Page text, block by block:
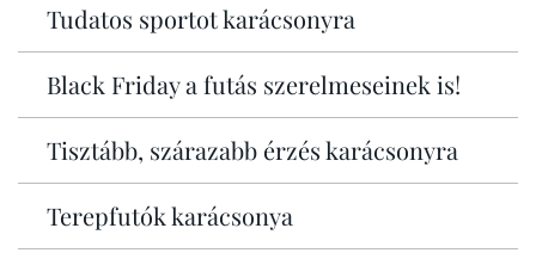
Tudatos sportot karácsonyra
Black Friday a futás szerelmeseinek is!
Tisztább, szárazabb érzés karácsonyra
Terepfutók karácsonya